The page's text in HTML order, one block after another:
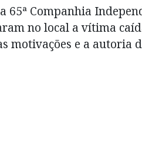
65ª Companhia
no local a vítima
motivações e a autoria